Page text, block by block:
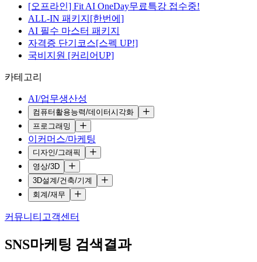
[오프라인] Fit AI OneDay무료특강 접수중!
ALL-IN 패키지[한번에]
AI 필수 마스터 패키지
자격증 단기코스[스펙 UP!]
국비지원 [커리어UP]
카테고리
AI/업무생산성
컴퓨터활용능력/데이터시각화
프로그래밍
이커머스/마케팅
디자인/그래픽
영상/3D
3D설계/건축/기계
회계/재무
커뮤니티 고객센터
SNS마케팅 검색결과